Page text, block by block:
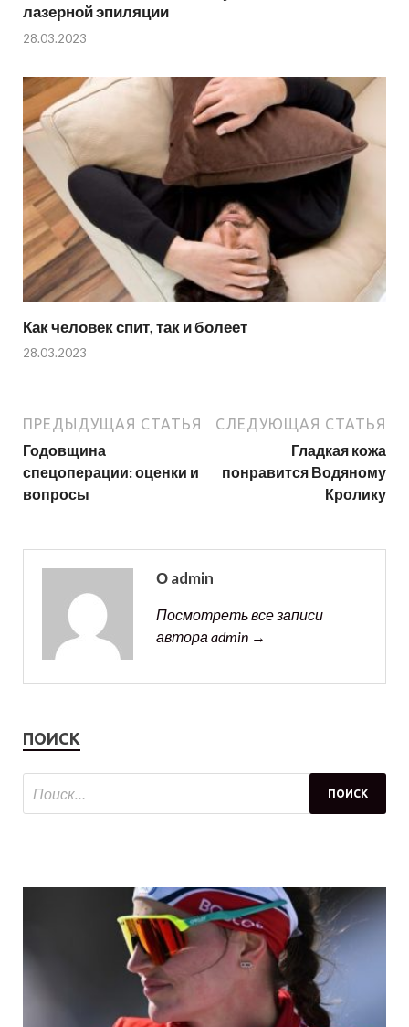
лазерной эпиляции
28.03.2023
Как человек спит, так и болеет
28.03.2023
ПРЕДЫДУЩАЯ СТАТЬЯ
Годовщина
спецоперации: оценки и
вопросы
СЛЕДУЮЩАЯ СТАТЬЯ
Гладкая кожа
понравится Водяному
Кролику
О admin
Посмотреть все записи
автора admin →
ПОИСК